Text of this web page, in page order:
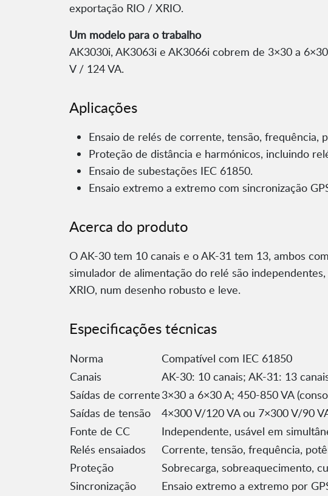
exportação RIO / XRIO.
Um modelo para o trabalho
AK3030i, AK3063i e AK3066i cobrem de 3×30 a
V / 124 VA.
Aplicações
Ensaio de relés de corrente, tensão, frequência,
Proteção de distância e harmónicos, incluindo
Ensaio de subestações IEC 61850.
Ensaio extremo a extremo com sincronização
Acerca do produto
O AK-30 tem 10 canais e o AK-31 tem 13, ambos
simulador de alimentação do relé são
XRIO, num desenho robusto e leve.
Especificações técnicas
Norma
Compatível com IEC 61850
Canais
AK-30: 10 canais; AK-31: 13
Saídas de corrente3×30 a 6×30 A; 450-850 VA
Saídas de tensão
4×300 V/120 VA ou 7×300 V/90
Fonte de CC
Independente, usável em
Relés ensaiados
Corrente, tensão, frequência,
Proteção
Sobrecarga, sobreaquecimento,
Sincronização
Ensaio extremo a extremo por